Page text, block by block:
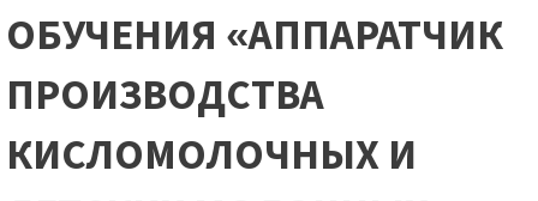
ОБУЧЕНИЯ «АППАРАТЧИК
ПРОИЗВОДСТВА
КИСЛОМОЛОЧНЫХ И